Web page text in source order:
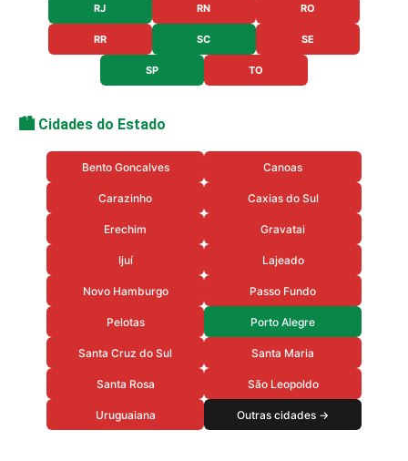
RJ RN RO
RR SC SE
SP TO
🏙️ Cidades do Estado
Bento Goncalves Canoas
Carazinho Caxias do Sul
Erechim Gravatai
Ijuí Lajeado
Novo Hamburgo Passo Fundo
Pelotas Porto Alegre
Santa Cruz do Sul Santa Maria
Santa Rosa São Leopoldo
Uruguaiana Outras cidades →